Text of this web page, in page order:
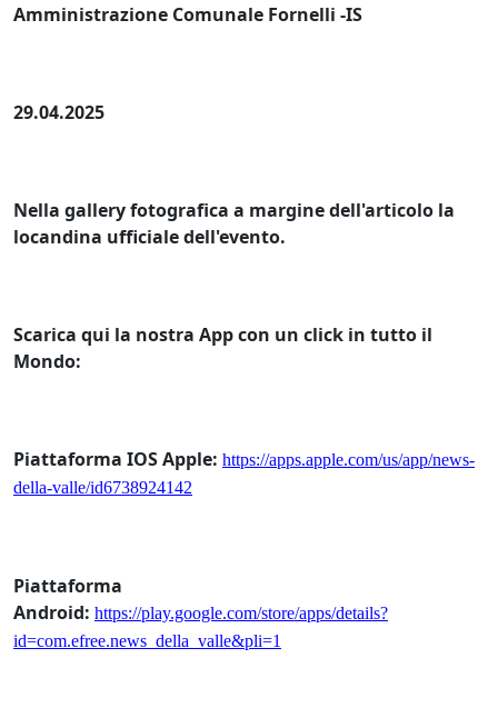
Amministrazione Comunale Fornelli -IS
29.04.2025
Nella gallery fotografica a margine dell'articolo la
locandina ufficiale dell'evento.
Scarica qui la nostra App con un click in tutto il
Mondo:
Piattaforma IOS Apple: https://apps.apple.com/us/app/news-
della-valle/id6738924142
Piattaforma
Android: https://play.google.com/store/apps/details?
id=com.efree.news_della_valle&pli=1